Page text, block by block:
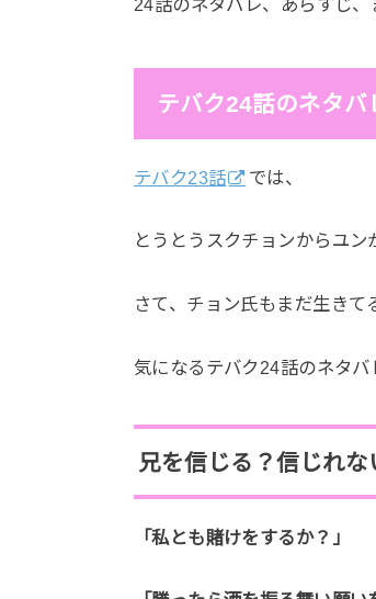
24話のネタバレ、あらすじ
テバク24話のネタバ
テバク23話 では、
とうとうスクチョンからユン
さて、チョン氏もまだ生きて
気になるテバク24話のネタ
兄を信じる？信じれ
「私とも賭けをするか？」